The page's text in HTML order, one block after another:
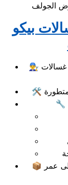
الجولف
بيكو
👨‍🔧
🛠️
🔧
📦 عمر